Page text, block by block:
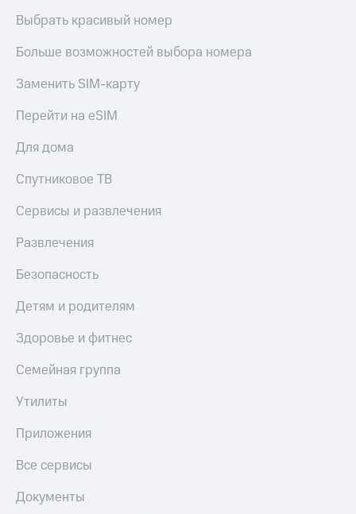
Выбрать красивый номер
Больше возможностей выбора номера
Заменить SIM-карту
Перейти на eSIM
Для дома
Спутниковое ТВ
Сервисы и развлечения
Развлечения
Безопасность
Детям и родителям
Здоровье и фитнес
Семейная группа
Утилиты
Приложения
Все сервисы
Документы